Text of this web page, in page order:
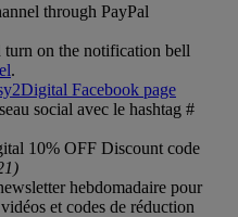
through PayPal
turn on the notification bell
.
Facebook page
social avec le hashtag #
10% OFF Discount code
hebdomadaire pour
et codes de réduction